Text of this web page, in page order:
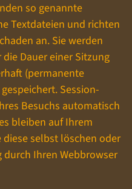
so genannte
Textdateien und richten
an. Sie werden
Dauer einer Sitzung
(permanente
Session-
Besuchs automatisch
bleiben auf Ihrem
diese selbst löschen oder
Ihren Webbrowser